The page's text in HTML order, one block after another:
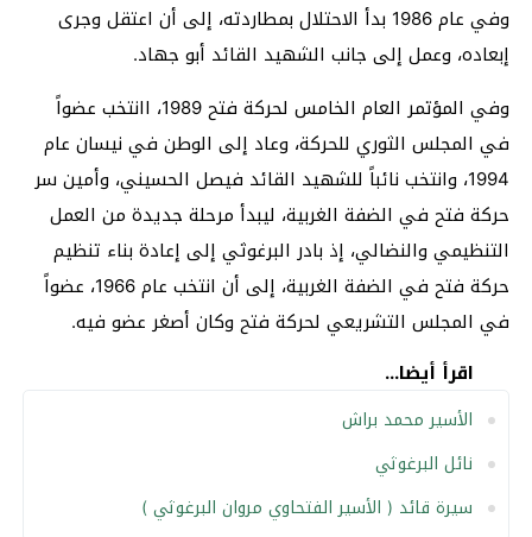
وفي عام 1986 بدأ الاحتلال بمطاردته، إلى أن اعتقل وجرى
إبعاده، وعمل إلى جانب الشهيد القائد أبو جهاد.
وفي المؤتمر العام الخامس لحركة فتح 1989، اانتخب عضواً
في المجلس الثوري للحركة، وعاد إلى الوطن في نيسان عام
1994، وانتخب نائباً للشهيد القائد فيصل الحسيني، وأمين سر
حركة فتح في الضفة الغربية، ليبدأ مرحلة جديدة من العمل
التنظيمي والنضالي، إذ بادر البرغوثي إلى إعادة بناء تنظيم
حركة فتح في الضفة الغربية، إلى أن انتخب عام 1966، عضواً
في المجلس التشريعي لحركة فتح وكان أصغر عضو فيه.
اقرأ أيضا...
الأسير محمد براش
نائل البرغوثي
سيرة قائد ( الأسير الفتحاوي مروان البرغوثي )